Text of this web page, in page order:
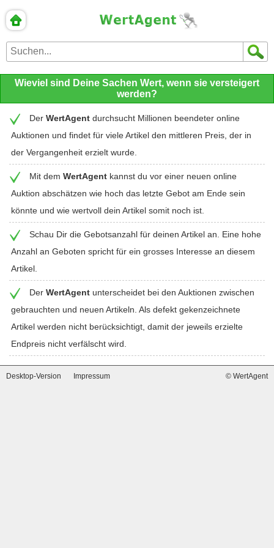
Wieviel sind Deine Sachen Wert, wenn sie versteigert
werden?
Der WertAgent durchsucht Millionen beendeter online
Auktionen und findet für viele Artikel den mittleren Preis, der in
der Vergangenheit erzielt wurde.
Mit dem WertAgent kannst du vor einer neuen online
Auktion abschätzen wie hoch das letzte Gebot am Ende sein
könnte und wie wertvoll dein Artikel somit noch ist.
Schau Dir die Gebotsanzahl für deinen Artikel an. Eine hohe
Anzahl an Geboten spricht für ein grosses Interesse an diesem
Artikel.
Der WertAgent unterscheidet bei den Auktionen zwischen
gebrauchten und neuen Artikeln. Als defekt gekenzeichnete
Artikel werden nicht berücksichtigt, damit der jeweils erzielte
Endpreis nicht verfälscht wird.
Desktop-Version Impressum © WertAgent